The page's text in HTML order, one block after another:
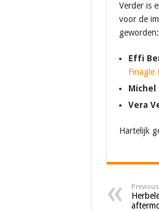
Verder is
voor de
geworden:
Effi
Finagle
Michel
Vera
Hartelijk
Previous